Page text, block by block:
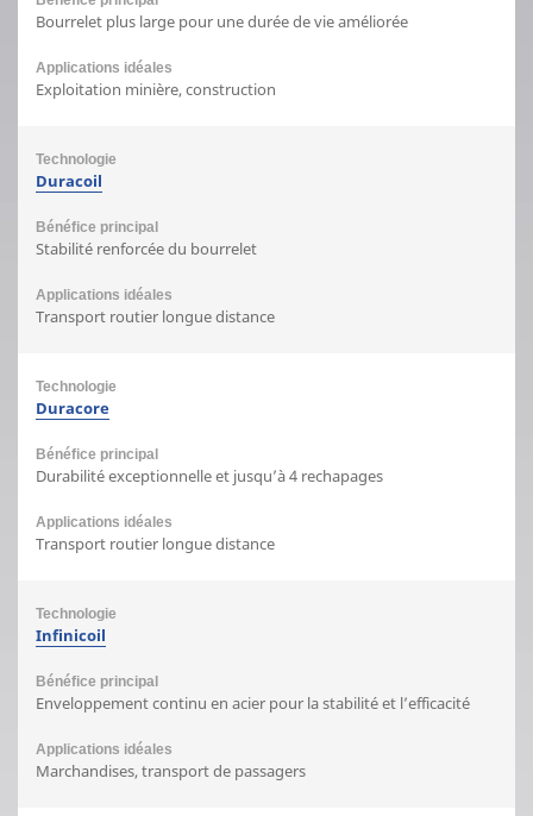
Bourrelet plus large pour une durée de vie améliorée
Exploitation minière, construction
Duracoil
Stabilité renforcée du bourrelet
Transport routier longue distance
Duracore
Durabilité exceptionnelle et jusqu’à 4 rechapages
Transport routier longue distance
Infinicoil
Enveloppement continu en acier pour la stabilité et l’efficacité
Marchandises, transport de passagers